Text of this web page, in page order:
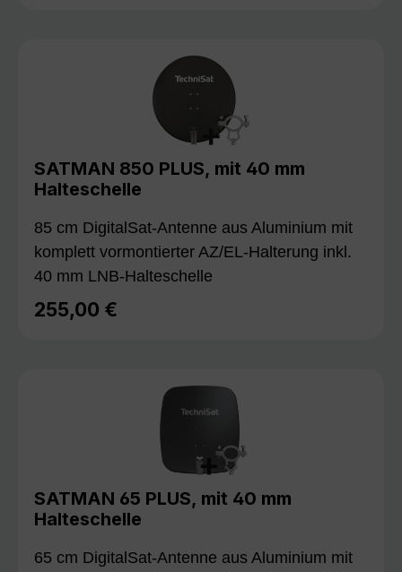
SATMAN 850 PLUS, mit 40 mm
Halteschelle
85 cm DigitalSat-Antenne aus Aluminium mit
komplett vormontierter AZ/EL-Halterung inkl.
40 mm LNB-Halteschelle
Regulärer Preis:
255,00 €
SATMAN 65 PLUS, mit 40 mm
Halteschelle
65 cm DigitalSat-Antenne aus Aluminium mit